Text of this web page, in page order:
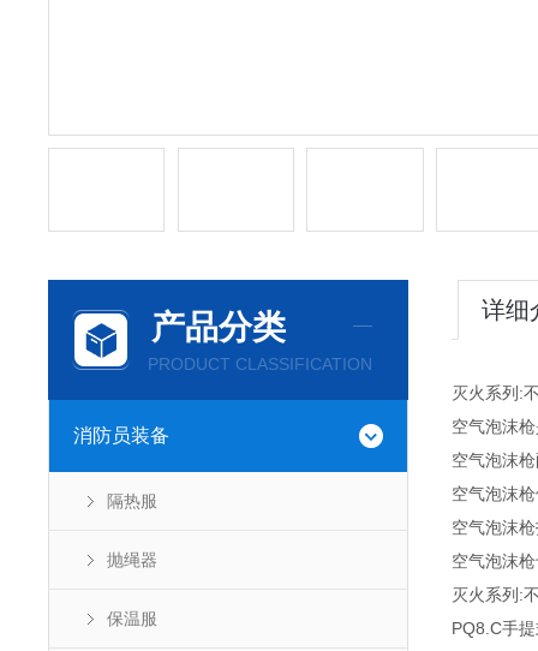
产品分类
PRODUCT CLASSIFICATION
消防员装备
隔热服
抛绳器
保温服
详细
灭火系列:
空气泡沫
空气泡沫
空气泡沫
空气泡沫
空气泡沫
灭火系列:
PQ8.C手